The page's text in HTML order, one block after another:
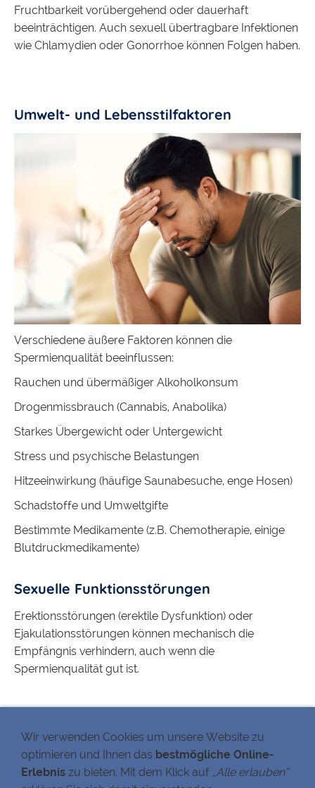
Fruchtbarkeit vorübergehend oder dauerhaft
beeinträchtigen. Auch sexuell übertragbare Infektionen
wie Chlamydien oder Gonorrhoe können Folgen haben.
Umwelt- und Lebensstilfaktoren
Verschiedene äußere Faktoren können die
Spermienqualität beeinflussen:
Rauchen und übermäßiger Alkoholkonsum
Drogenmissbrauch (Cannabis, Anabolika)
Starkes Übergewicht oder Untergewicht
Stress und psychische Belastungen
Hitzeeinwirkung (häufige Saunabesuche, enge Hosen)
Schadstoffe und Umweltgifte
Bestimmte Medikamente (z.B. Chemotherapie, einige
Blutdruckmedikamente)
Sexuelle Funktionsstörungen
Erektionsstörungen (erektile Dysfunktion) oder
Ejakulationsstörungen können mechanisch die
Empfängnis verhindern, auch wenn die
Spermienqualität gut ist.
MITARBEITERBEREICH
Informationen
Fotogalerie
Wir verwenden Cookies um unsere Website zu
optimieren und Ihnen das bestmögliche Online-
Erlebnis zu bieten. Mit dem Klick auf „Alle erlauben“